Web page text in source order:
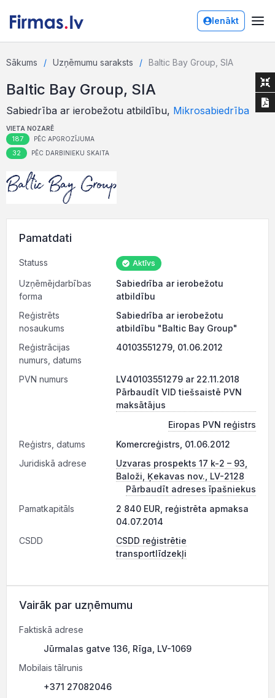
Ienākt
Sākums Uzņēmumu saraksts Baltic Bay Group, SIA
Baltic Bay Group, SIA
Sabiedrība ar ierobežotu atbildību, Mikrosabiedrība
VIETA NOZARĒ
187 PĒC APGROZĪJUMA
32 PĒC DARBINIEKU SKAITA
Pamatdati
Statuss Aktīvs
Uzņēmējdarbības
forma
Sabiedrība ar ierobežotu
atbildību
Reģistrēts
nosaukums
Sabiedrība ar ierobežotu
atbildību "Baltic Bay Group"
Reģistrācijas
numurs, datums
40103551279, 01.06.2012
PVN numurs
LV40103551279 ar 22.11.2018
Pārbaudīt VID tiešsaistē PVN
maksātājus
Eiropas PVN reģistrs
Reģistrs, datums
Komercreģistrs, 01.06.2012
Juridiskā adrese
Uzvaras prospekts 17 k-2 – 93,
Baloži, Ķekavas nov., LV-2128
Pārbaudīt adreses īpašniekus
Pamatkapitāls
2 840 EUR, reģistrēta apmaksa
04.07.2014
CSDD
CSDD reģistrētie
transportlīdzekļi
Vairāk par uzņēmumu
Faktiskā adrese
Jūrmalas gatve 136, Rīga, LV-1069
Mobilais tālrunis
+371 27082046